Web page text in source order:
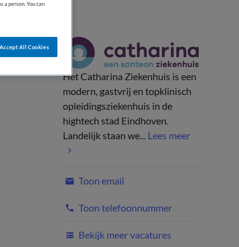
Het Catharina Ziekenhuis is een
modern, gastvrij en topklinisch
opleidingsziekenhuis in de
hightech stad Eindhoven.
Landelijk staan we... Lees meer
Toon email
Toon telefoonnummer
Bekijk meer vacatures
a person. You can
Accept All Cookies